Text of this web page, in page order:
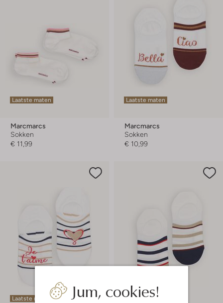
Jum, cookies!
Laatste maten
Marcmarcs
Sokken
€ 11,99
Laatste maten
Marcmarcs
Sokken
€ 10,99
Laatste maten Laatste maten